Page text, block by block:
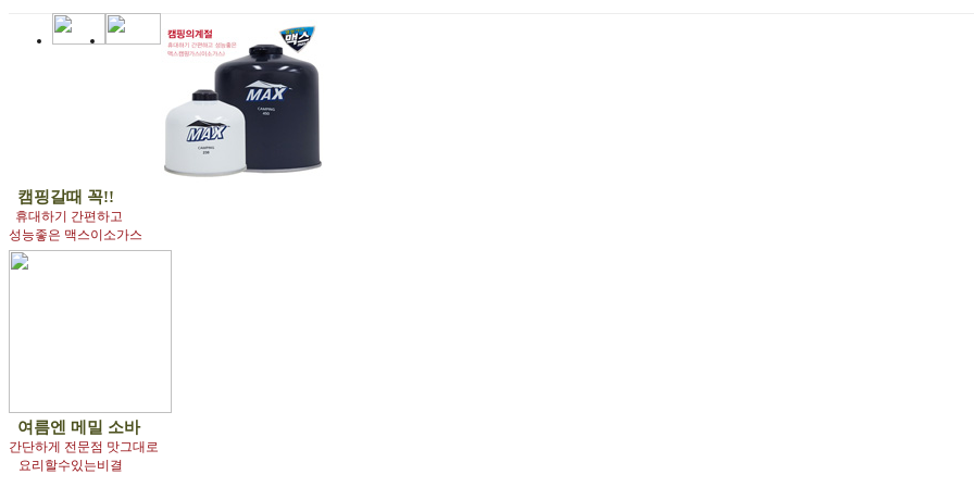
캠핑갈때 꼭!!
휴대하기 간편하고
성능좋은 맥스이소가스
여름엔 메밀 소바
간단하게 전문점 맛그대로
요리할수있는비결